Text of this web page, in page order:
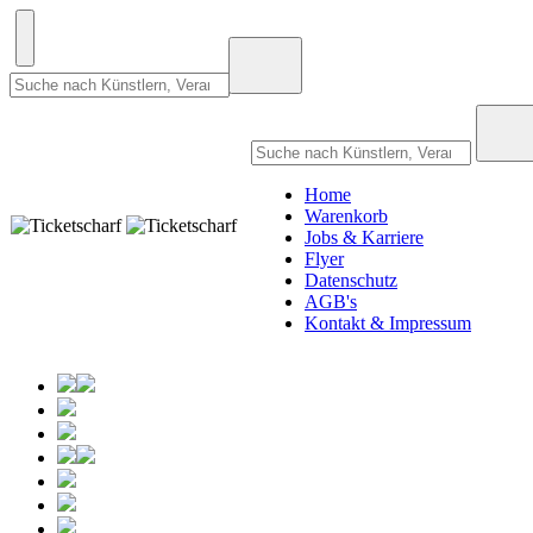
Home
Warenkorb
Jobs & Karriere
Flyer
Datenschutz
AGB's
Kontakt & Impressum